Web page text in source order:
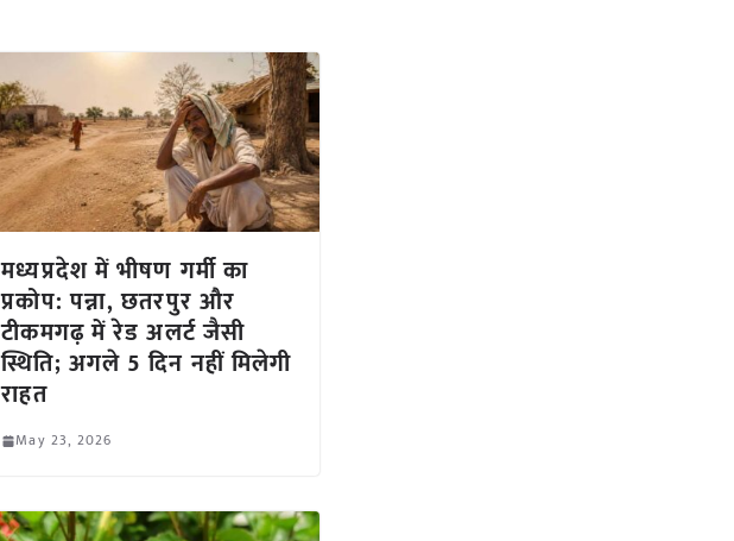
मध्यप्रदेश में भीषण गर्मी का
प्रकोप: पन्ना, छतरपुर और
टीकमगढ़ में रेड अलर्ट जैसी
स्थिति; अगले 5 दिन नहीं मिलेगी
राहत
May 23, 2026